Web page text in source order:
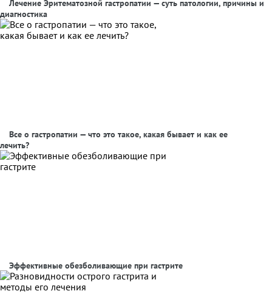
Лечение Эритематозной гастропатии — суть патологии, причины и
диагностика
Все о гастропатии — что это такое, какая бывает и как ее
лечить?
Эффективные обезболивающие при гастрите